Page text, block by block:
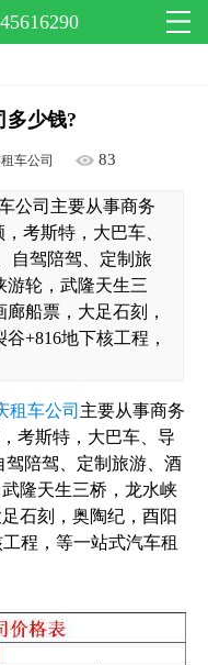
多少钱?
车公司 83
公司主要从事商务
考斯特，大巴车、
自驾陪驾、定制旅
游轮，武隆天生三
船票，大足石刻，
+816地下核工程，
租车公司 主要从事商务
考斯特，大巴车、导
陪驾、定制旅游、酒
隆天生三桥，龙水峡
石刻，奥陶纪，酉阳
程，等一站式汽车租